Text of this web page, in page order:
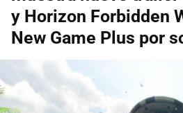
y Horizon Forbidden
New Game Plus por